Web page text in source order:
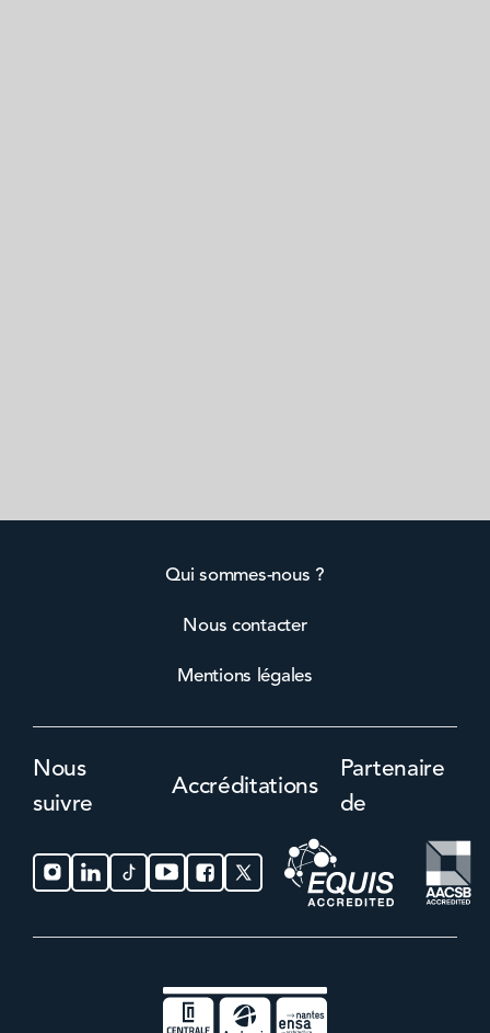
Qui sommes-nous ?
Nous contacter
Mentions légales
Nous
suivre
Accréditations
Partenaire
de